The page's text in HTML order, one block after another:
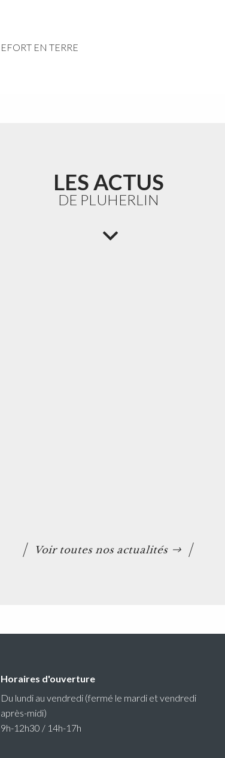
EN TERRE
LES ACTUS
DE PLUHERLIN
Voir toutes nos actualités
Horaires d'ouverture
Du lundi au vendredi (fermé le mardi et vendredi
après-midi)
9h-12h30 / 14h-17h